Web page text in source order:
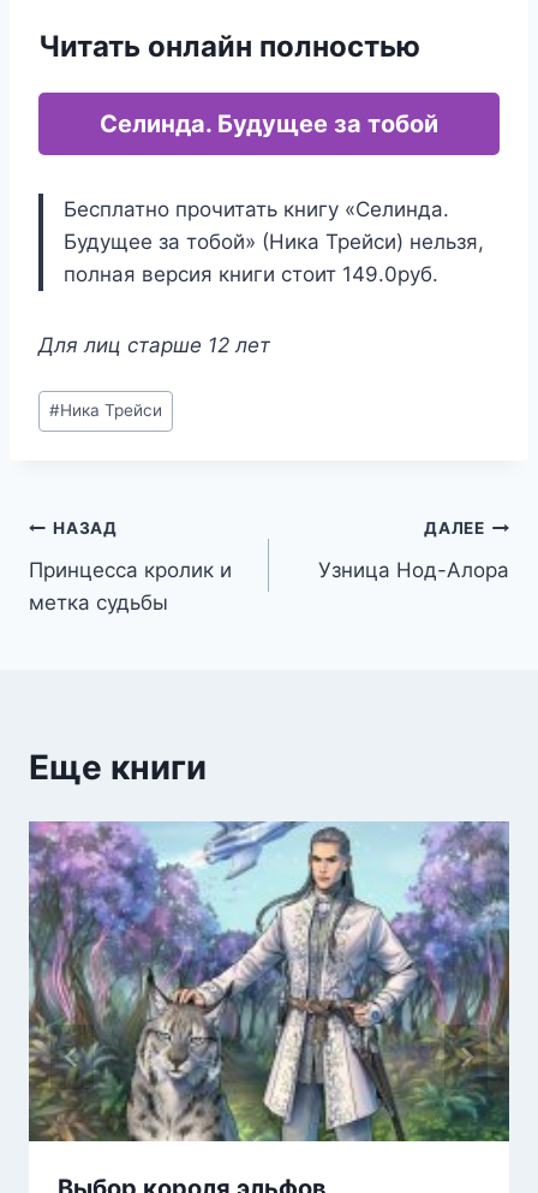
Читать онлайн полностью
Селинда. Будущее за тобой
Бесплатно прочитать книгу «Селинда.
Будущее за тобой» (Ника Трейси) нельзя,
полная версия книги стоит 149.0руб.
Для лиц старше 12 лет
Метки
записи:
#Ника Трейси
Навигация
по
НАЗАД
Принцесса кролик и
метка судьбы
ДАЛЕЕ
Узница Нод-Алора
Еще книги